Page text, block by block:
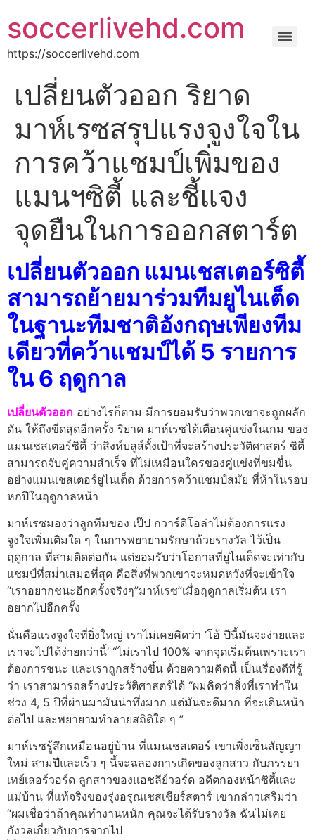
soccerlivehd.com
https://soccerlivehd.com
เปลี่ยนตัวออก ริยาด
มาห์เรซสรุปแรงจูงใจใน
การคว้าแชมป์เพิ่มของ
แมนฯซิตี้ และชี้แจง
จุดยืนในการออกสตาร์ต
เปลี่ยนตัวออก แมนเชสเตอร์ซิตี้
สามารถย้ายมาร่วมทีมยูไนเต็ด
ในฐานะทีมชาติอังกฤษเพียงทีม
เดียวที่คว้าแชมป์ได้ 5 รายการ
ใน 6 ฤดูกาล
เปลี่ยนตัวออก อย่างไรก็ตาม มีการยอมรับว่าพวกเขาจะถูกผลัก
ดัน ให้ถึงขีดสุดอีกครั้ง ริยาด มาห์เรซได้เตือนคู่แข่งในเกม ของ
แมนเชสเตอร์ซิตี้ ว่าสิงห์บลูส์ตั้งเป้าที่จะสร้างประวัติศาสตร์ ซิตี้
สามารถจับคู่ความสําเร็จ ที่ไม่เหมือนใครของคู่แข่งที่ขมขื่น
อย่างแมนเชสเตอร์ยูไนเต็ด ด้วยการคว้าแชมป์สมัย ที่ห้าในรอบ
หกปีในฤดูกาลหน้า
มาห์เรซมองว่าลูกทีมของ เป๊ป กวาร์ดิโอล่าไม่ต้องการแรง
จูงใจเพิ่มเติมใด ๆ ในการพยายามรักษาถ้วยรางวัล ไว้เป็น
ฤดูกาล ที่สามติดต่อกัน แต่ยอมรับว่าโอกาสที่ยูไนเต็ดจะเท่ากับ
แชมป์ที่สม่ําเสมอที่สุด คือสิ่งที่พวกเขาจะหมดหวังที่จะเข้าใจ
“เราอยากชนะอีกครั้งจริงๆ”มาห์เรซ”เมื่อฤดูกาลเริ่มต้น เรา
อยากไปอีกครั้ง
นั่นคือแรงจูงใจที่ยิ่งใหญ่ เราไม่เคยคิดว่า ‘โอ้ ปีนี้มันจะง่ายและ
เราจะไปได้ง่ายกว่านี้’ “ไม่เราไป 100% จากจุดเริ่มต้นเพราะเรา
ต้องการชนะ และเราถูกสร้างขึ้น ด้วยความคิดนี้ เป็นเรื่องดีที่รู้
ว่า เราสามารถสร้างประวัติศาสตร์ได้ “ผมคิดว่าสิ่งที่เราทําใน
ช่วง 4, 5 ปีที่ผ่านมามันน่าทึ่งมาก แต่มันจะดีมาก ที่จะเดินหน้า
ต่อไป และพยายามทําลายสถิติใด ๆ ”
มาห์เรซรู้สึกเหมือนอยู่บ้าน ที่แมนเชสเตอร์ เขาเพิ่งเซ็นสัญญา
ใหม่ สามปีและเร็ว ๆ นี้จะฉลองการเกิดของลูกสาว กับภรรยา
เทย์เลอร์วอร์ด ลูกสาวของแอชลีย์วอร์ด อดีตกองหน้าซิตี้และ
แม่บ้าน ที่แท้จริงของรุ่งอรุณเชสเชียร์สตาร์ เขากล่าวเสริมว่า
“ผมเชื่อว่าถ้าคุณทํางานหนัก คุณจะได้รับรางวัล ฉันไม่เคย
กังวลเกี่ยวกับการจากไป